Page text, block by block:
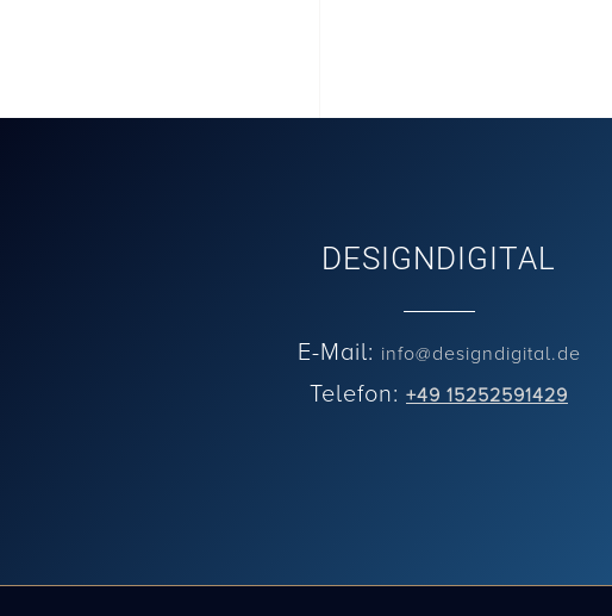
DESIGNDIGITAL
E-Mail: info@designdigital.de
Telefon: +49 15252591429